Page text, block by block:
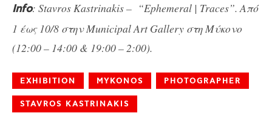
Info: Stavros Kastrinakis – “Ephemeral | Traces”. Από
1 έως 10/8 στην Municipal Art Gallery στη Μύκονο
(12:00 – 14:00 & 19:00 – 2:00).
EXHIBITION MYKONOS PHOTOGRAPHER
STAVROS KASTRINAKIS